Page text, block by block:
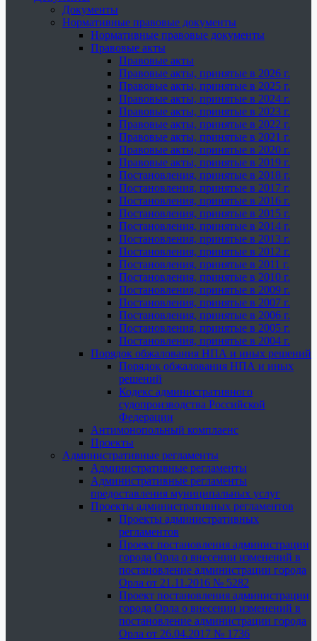
Документы
Нормативные правовые документы
Нормативные правовые документы
Правовые акты
Правовые акты
Правовые акты, принятые в 2026 г.
Правовые акты, принятые в 2025 г.
Правовые акты, принятые в 2024 г.
Правовые акты, принятые в 2023 г.
Правовые акты, принятые в 2022 г.
Правовые акты, принятые в 2021 г.
Правовые акты, принятые в 2020 г.
Правовые акты, принятые в 2019 г.
Постановления, принятые в 2018 г.
Постановления, принятые в 2017 г.
Постановления, принятые в 2016 г.
Постановления, принятые в 2015 г.
Постановления, принятые в 2014 г.
Постановления, принятые в 2013 г.
Постановления, принятые в 2012 г.
Постановления, принятые в 2011 г.
Постановления, принятые в 2010 г.
Постановления, принятые в 2009 г.
Постановления, принятые в 2007 г.
Постановления, принятые в 2006 г.
Постановления, принятые в 2005 г.
Постановления, принятые в 2004 г.
Порядок обжалования НПА и иных решений
Порядок обжалования НПА и иных
решений
Кодекс административного
судопроизводства Российской
Федерации
Антимонопольный комплаенс
Проекты
Административные регламенты
Административные регламенты
Административные регламенты
предоставления муниципальных услуг
Проекты административных регламентов
Проекты административных
регламентов
Проект постановления администрации
города Орла о внесении изменений в
постановление администрации города
Орла от 21.11.2016 № 5282
Проект постановления администрации
города Орла о внесении изменений в
постановление администрации города
Орла от 26.04.2017 № 1736